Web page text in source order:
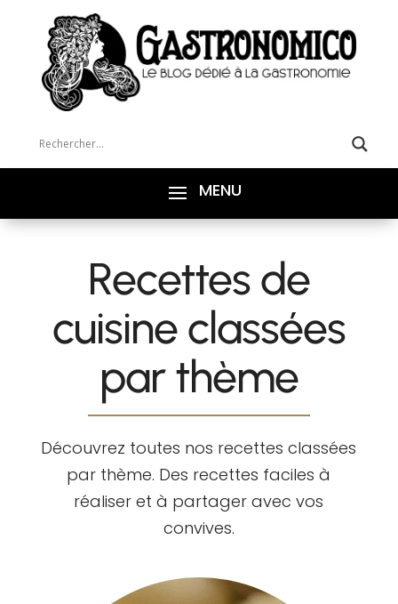
Recettes de
cuisine classées
par thème
Découvrez toutes nos recettes classées
par thème. Des recettes faciles à
réaliser et à partager avec vos
convives.